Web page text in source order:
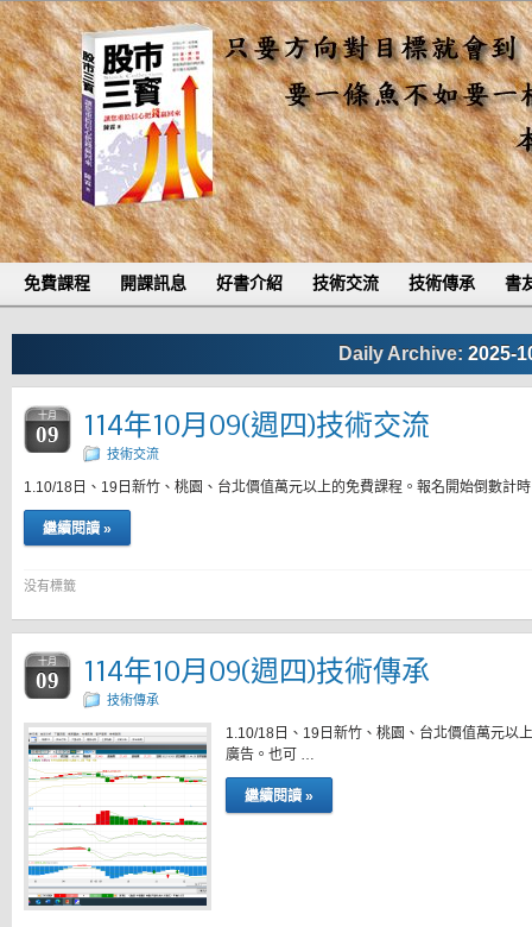
免費課程 開課訊息 好書介紹 技術交流 技術傳承 書
Daily Archive: 2025-
十月
09 114年10月09(週四)技術交流
技術交流
1.10/18日、19日新竹、桃園、台北價值萬元以上的免費課程。報名開始倒數計
繼續閱讀 »
没有標籤
十月
09 114年10月09(週四)技術傳承
技術傳承
1.10/18日、19日新竹、桃園、台北價值萬元以
廣告。也可 …
繼續閱讀 »